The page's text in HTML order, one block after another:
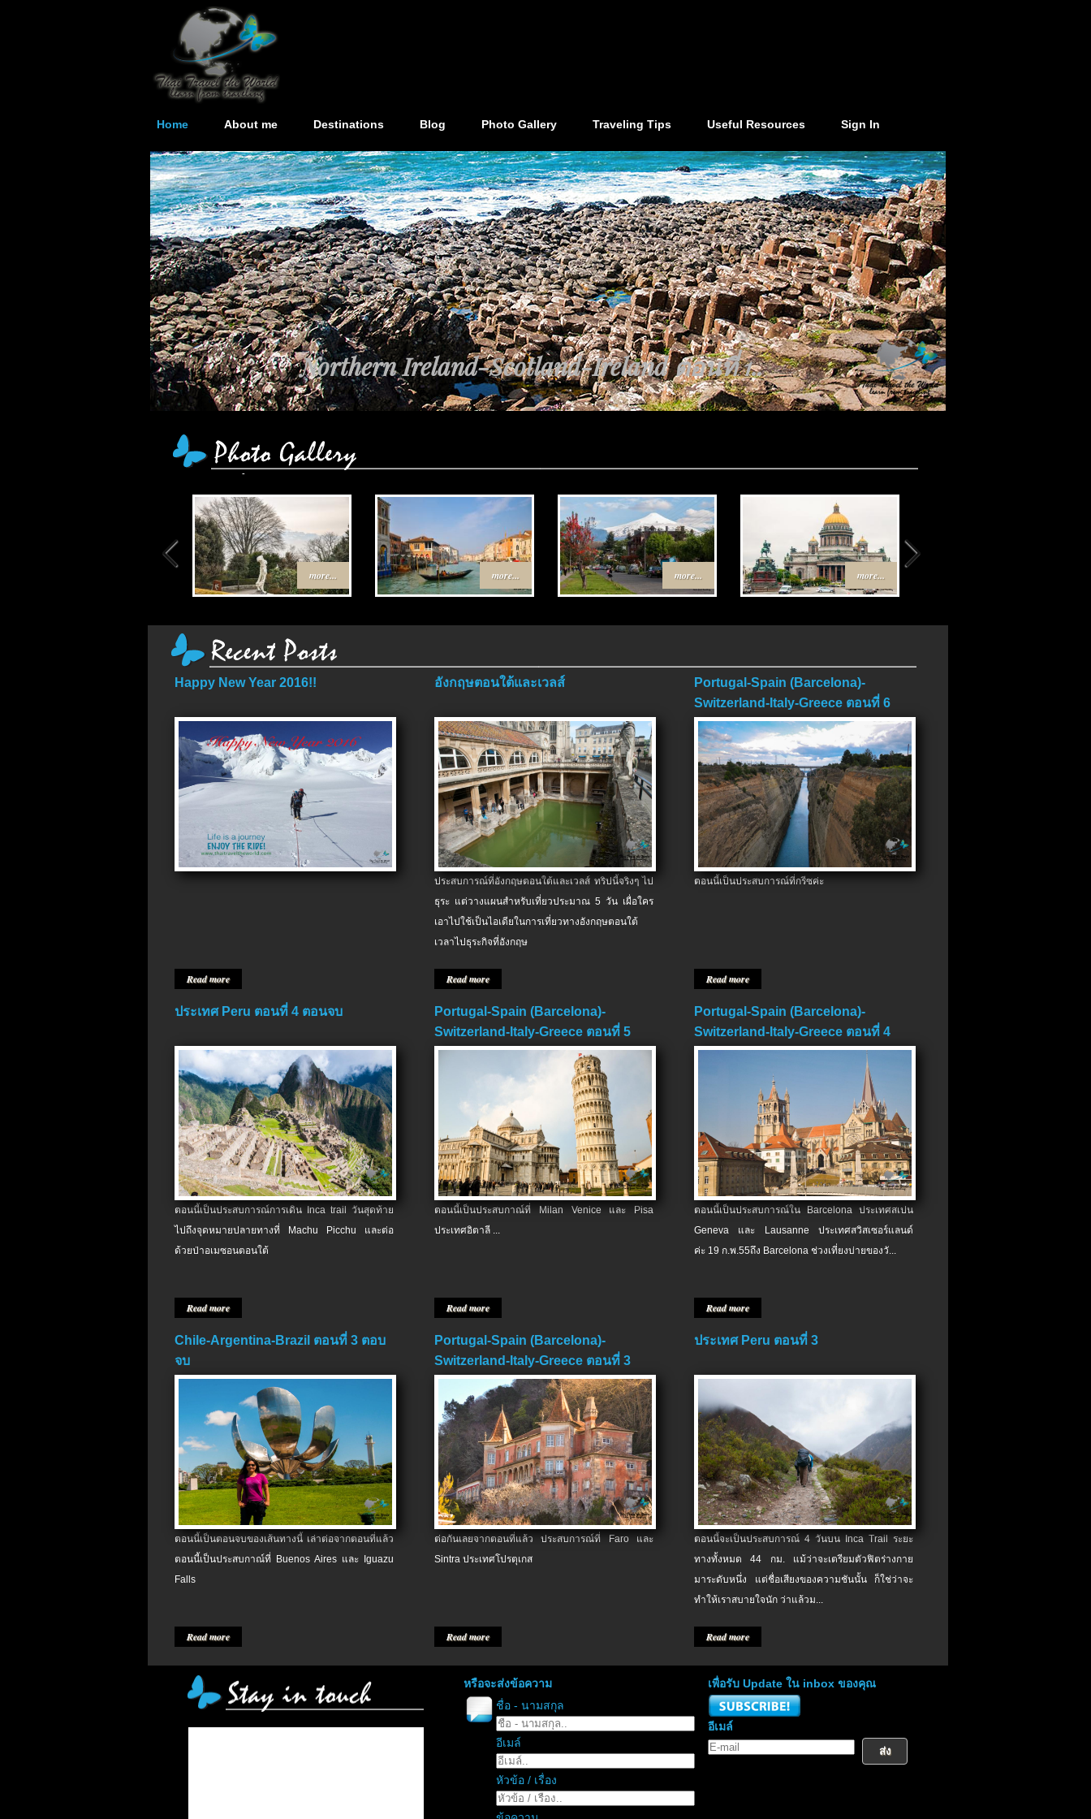
Home About me Destinations Blog Photo Gallery Traveling Tips Useful Resources Sign In
เส้นทาง Egypt-Jordan ตอนที่ 4 ตอนจบ..
more... more... more... more...
Happy New Year 2016!!
Read more
อังกฤษตอนใต้และเวลส์
ประสบการณ์ที่อังกฤษตอนใต้และเวลส์ ทริปนี้จริงๆ ไป
ธุระ แต่วางแผนสำหรับเที่ยวประมาณ 5 วัน เผื่อใคร
เอาไปใช้เป็นไอเดียในการเที่ยวทางอังกฤษตอนใต้
เวลาไปธุระกิจที่อังกฤษ
Read more
Portugal-Spain (Barcelona)-
Switzerland-Italy-Greece ตอนที่ 6
ตอนจบ
ตอนนี้เป็นประสบการณ์ที่กรีซค่ะ
Read more
ประเทศ Peru ตอนที่ 4 ตอนจบ
ตอนนี้เป็นประสบการณ์การเดิน Inca trail วันสุดท้าย
ไปถึงจุดหมายปลายทางที่ Machu Picchu และต่อ
ด้วยป่าอเมซอนตอนใต้
Read more
Portugal-Spain (Barcelona)-
Switzerland-Italy-Greece ตอนที่ 5
ตอนนี้เป็นประสบกาณ์ที่ Milan Venice และ Pisa
ประเทศอิตาลี ...
Read more
Portugal-Spain (Barcelona)-
Switzerland-Italy-Greece ตอนที่ 4
ตอนนี้เป็นประสบการณ์ใน Barcelona ประเทศสเปน
Geneva และ Lausanne ประเทศสวิสเซอร์แลนด์
ค่ะ 19 ก.พ.​55ถึง Barcelona ช่วงเที่ยงบ่ายของวั...
Read more
Chile-Argentina-Brazil ตอนที่ 3 ตอบ
จบ
ตอนนี้เป็นตอนจบของเส้นทางนี้ เล่าต่อจากตอนที่แล้ว
ตอนนี้เป็นประสบกาณ์ที่ Buenos Aires และ Iguazu
Falls
Read more
Portugal-Spain (Barcelona)-
Switzerland-Italy-Greece ตอนที่ 3
ต่อกันเลยจากตอนที่แล้ว ประสบการณ์ที่ Faro และ
Sintra ประเทศโปรตุเกส
Read more
ประเทศ Peru ตอนที่ 3
ตอนนี้จะเป็นประสบการณ์ 4 วันบน Inca Trail ระยะ
ทางทั้งหมด 44 กม. แม้ว่าจะเตรียมตัวฟิตร่างกาย
มาระดับหนึ่ง แต่ชื่อเสียงของความชันนั้น ก็ใช่ว่าจะ
ทำให้เราสบายใจนัก ว่าแล้วม...
Read more
หรือจะส่งข้อความ
ชื่อ - นามสกุล
อีเมล์
หัวข้อ / เรื่อง
เพื่อรับ Update ใน inbox ของคุณ
อีเมล์
ส่ง